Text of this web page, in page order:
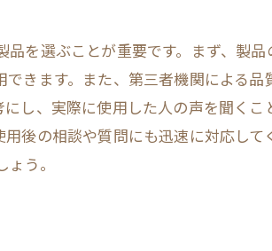
与える影響
を促す成分とは
プリの関係
免疫力のつながり
を選ぶことが重要です。まず、製
きます。また、第三者機関による
し、実際に使用した人の声を聞く
後の相談や質問にも迅速に対応し
う。